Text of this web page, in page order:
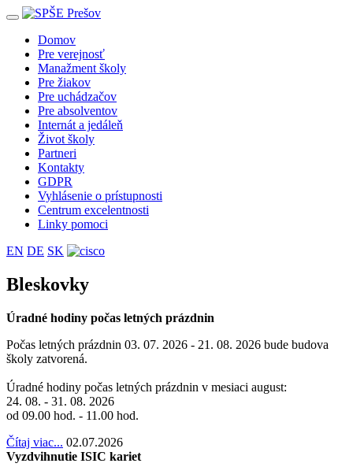
Toggle
navigationDomov
Pre verejnosť
Manažment školy
Pre žiakov
Pre uchádzačov
Pre absolventov
Internát a jedáleň
Život školy
Partneri
Kontakty
GDPR
Vyhlásenie o prístupnosti
Centrum excelentnosti
Linky pomoci
EN DE SK
Bleskovky
Úradné hodiny počas letných prázdnin
Počas letných prázdnin 03. 07. 2026 - 21. 08. 2026 bude budova
školy zatvorená.
Úradné hodiny počas letných prázdnin v mesiaci august:
24. 08. - 31. 08. 2026
od 09.00 hod. - 11.00 hod.
Čítaj viac... 02.07.2026
Vyzdvihnutie ISIC kariet